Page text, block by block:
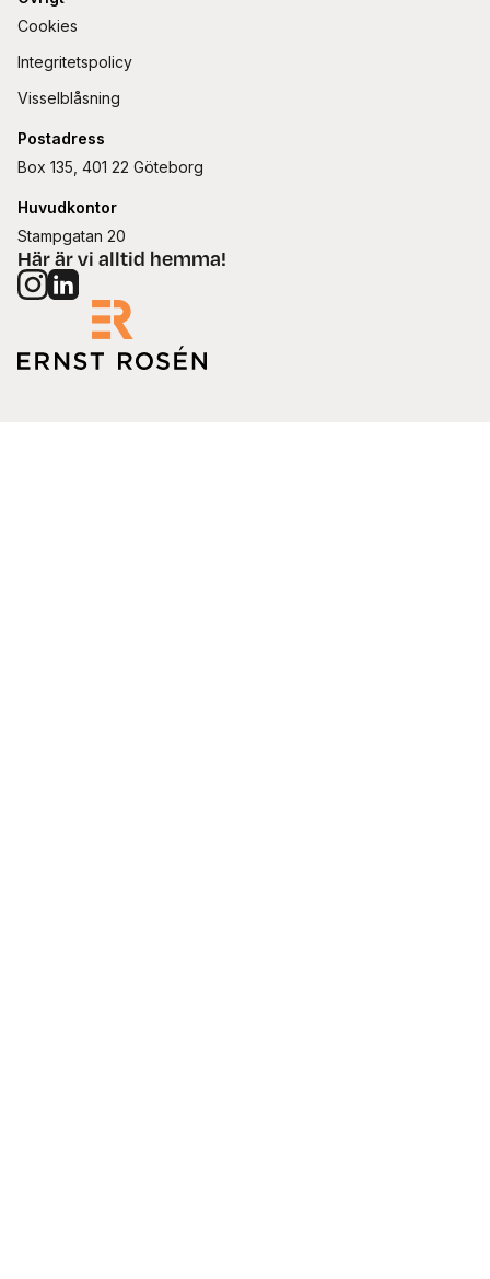
Här är vi alltid hemma!
Cookies
Integritetspolicy
Visselblåsning
Postadress
Box 135, 401 22 Göteborg
Huvudkontor
Stampgatan 20